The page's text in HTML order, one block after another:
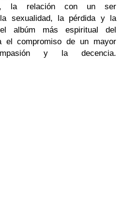
la relación con un ser
sexualidad, la pérdida y la
el albúm más espiritual del
el compromiso de un mayor
y la decencia.